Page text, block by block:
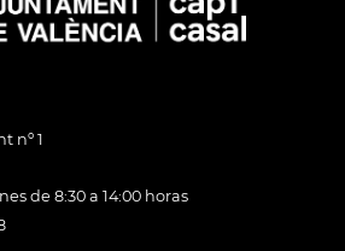
nº 1
de 8:30 a 14:00 horas